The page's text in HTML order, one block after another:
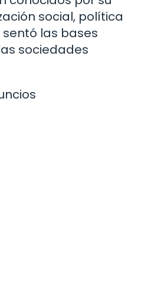
social, política
las bases
sociedades